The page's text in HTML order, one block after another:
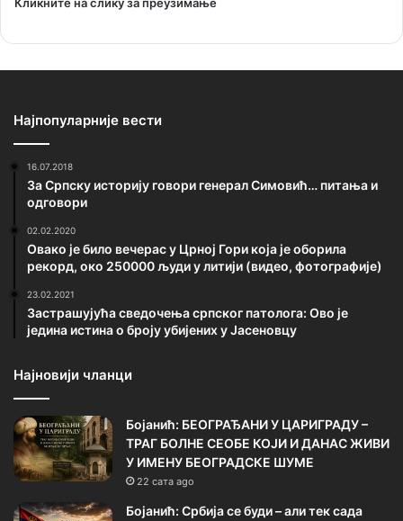
Кликните на слику за преузимање
Најпопуларније вести
16.07.2018
За Српску историју говори генерал Симовић… питања и
одговори
02.02.2020
Овако је било вечерас у Црној Гори која је оборила
рекорд, око 250000 људи у литији (видео, фотографије)
23.02.2021
Застрашујућа сведочења српског патолога: Ово је
једина истина о броју убијених у Јасеновцу
Најновији чланци
Бојанић: БЕОГРАЂАНИ У ЦАРИГРАДУ –
ТРАГ БОЛНЕ СЕОБЕ КОЈИ И ДАНАС ЖИВИ
У ИМЕНУ БЕОГРАДСКЕ ШУМЕ
22 сата ago
Бојанић: Србија се буди – али тек сада